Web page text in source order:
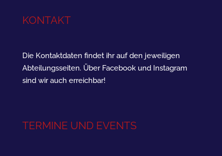
KONTAKT
Die Kontaktdaten findet ihr auf den jeweiligen
Abteilungsseiten. Über Facebook und Instagram
sind wir auch erreichbar!
TERMINE UND EVENTS